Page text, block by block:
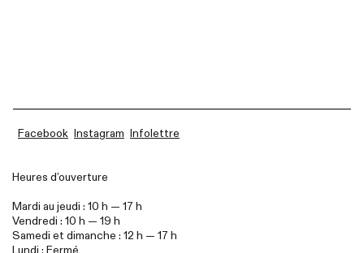
Heures d’ouverture
Mardi au jeudi : 10 h — 17 h
Vendredi : 10 h — 19 h
Samedi et dimanche : 12 h — 17 h
Lundi : Fermé
Facebook Instagram Infolettre